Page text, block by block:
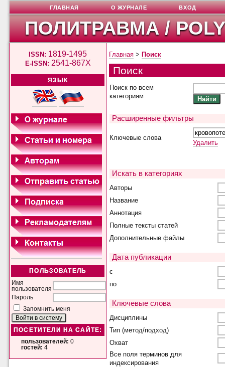
ПОЛИТРАВМА /
ISSN: 1819-1495
E-ISSN: 2541-867X
ЯЗЫК
ПОЛЬЗОВАТЕЛЬ
Имя
пользователя
Пароль
Запомнить меня
ПОСЕТИТЕЛИ НА САЙТЕ:
пользователей: 0
гостей: 4
ГЛАВНАЯ О ЖУРНАЛЕ ВХОД
Главная > Поиск
Поиск
Поиск по всем
категориям
Расширенные фильтры
Ключевые слова
Удалить
Искать в категориях
Авторы
Название
Аннотация
Полные тексты статей
Дополнительные файлы
Дата публикации
с
по
Ключевые слова
Дисциплины
Тип (метод/подход)
Охват
Все поля терминов для
индексирования